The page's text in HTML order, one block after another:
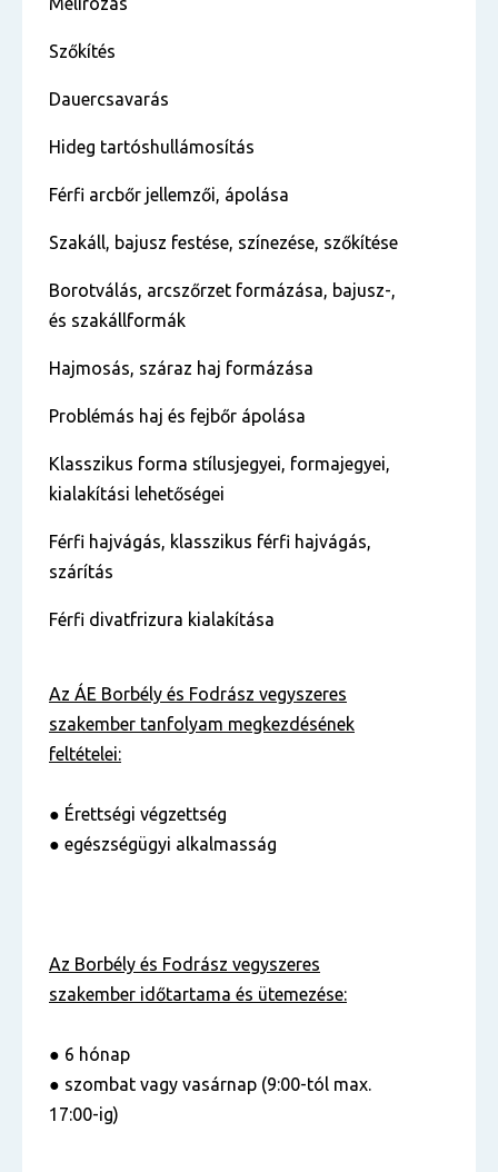
Szőkítés
Dauercsavarás
Hideg tartóshullámosítás
Férfi arcbőr jellemzői, ápolása
Szakáll, bajusz festése, színezése, szőkítése
Borotválás, arcszőrzet formázása, bajusz-,
és szakállformák
Hajmosás, száraz haj formázása
Problémás haj és fejbőr ápolása
Klasszikus forma stílusjegyei, formajegyei,
kialakítási lehetőségei
Férfi hajvágás, klasszikus férfi hajvágás,
szárítás
Férfi divatfrizura kialakítása
Az ÁE Borbély és Fodrász vegyszeres
szakember tanfolyam megkezdésének
feltételei:
● Érettségi végzettség
● egészségügyi alkalmasság
Az Borbély és Fodrász vegyszeres
szakember időtartama és ütemezése:
● 6 hónap
● szombat vagy vasárnap (9:00-tól max.
17:00-ig)